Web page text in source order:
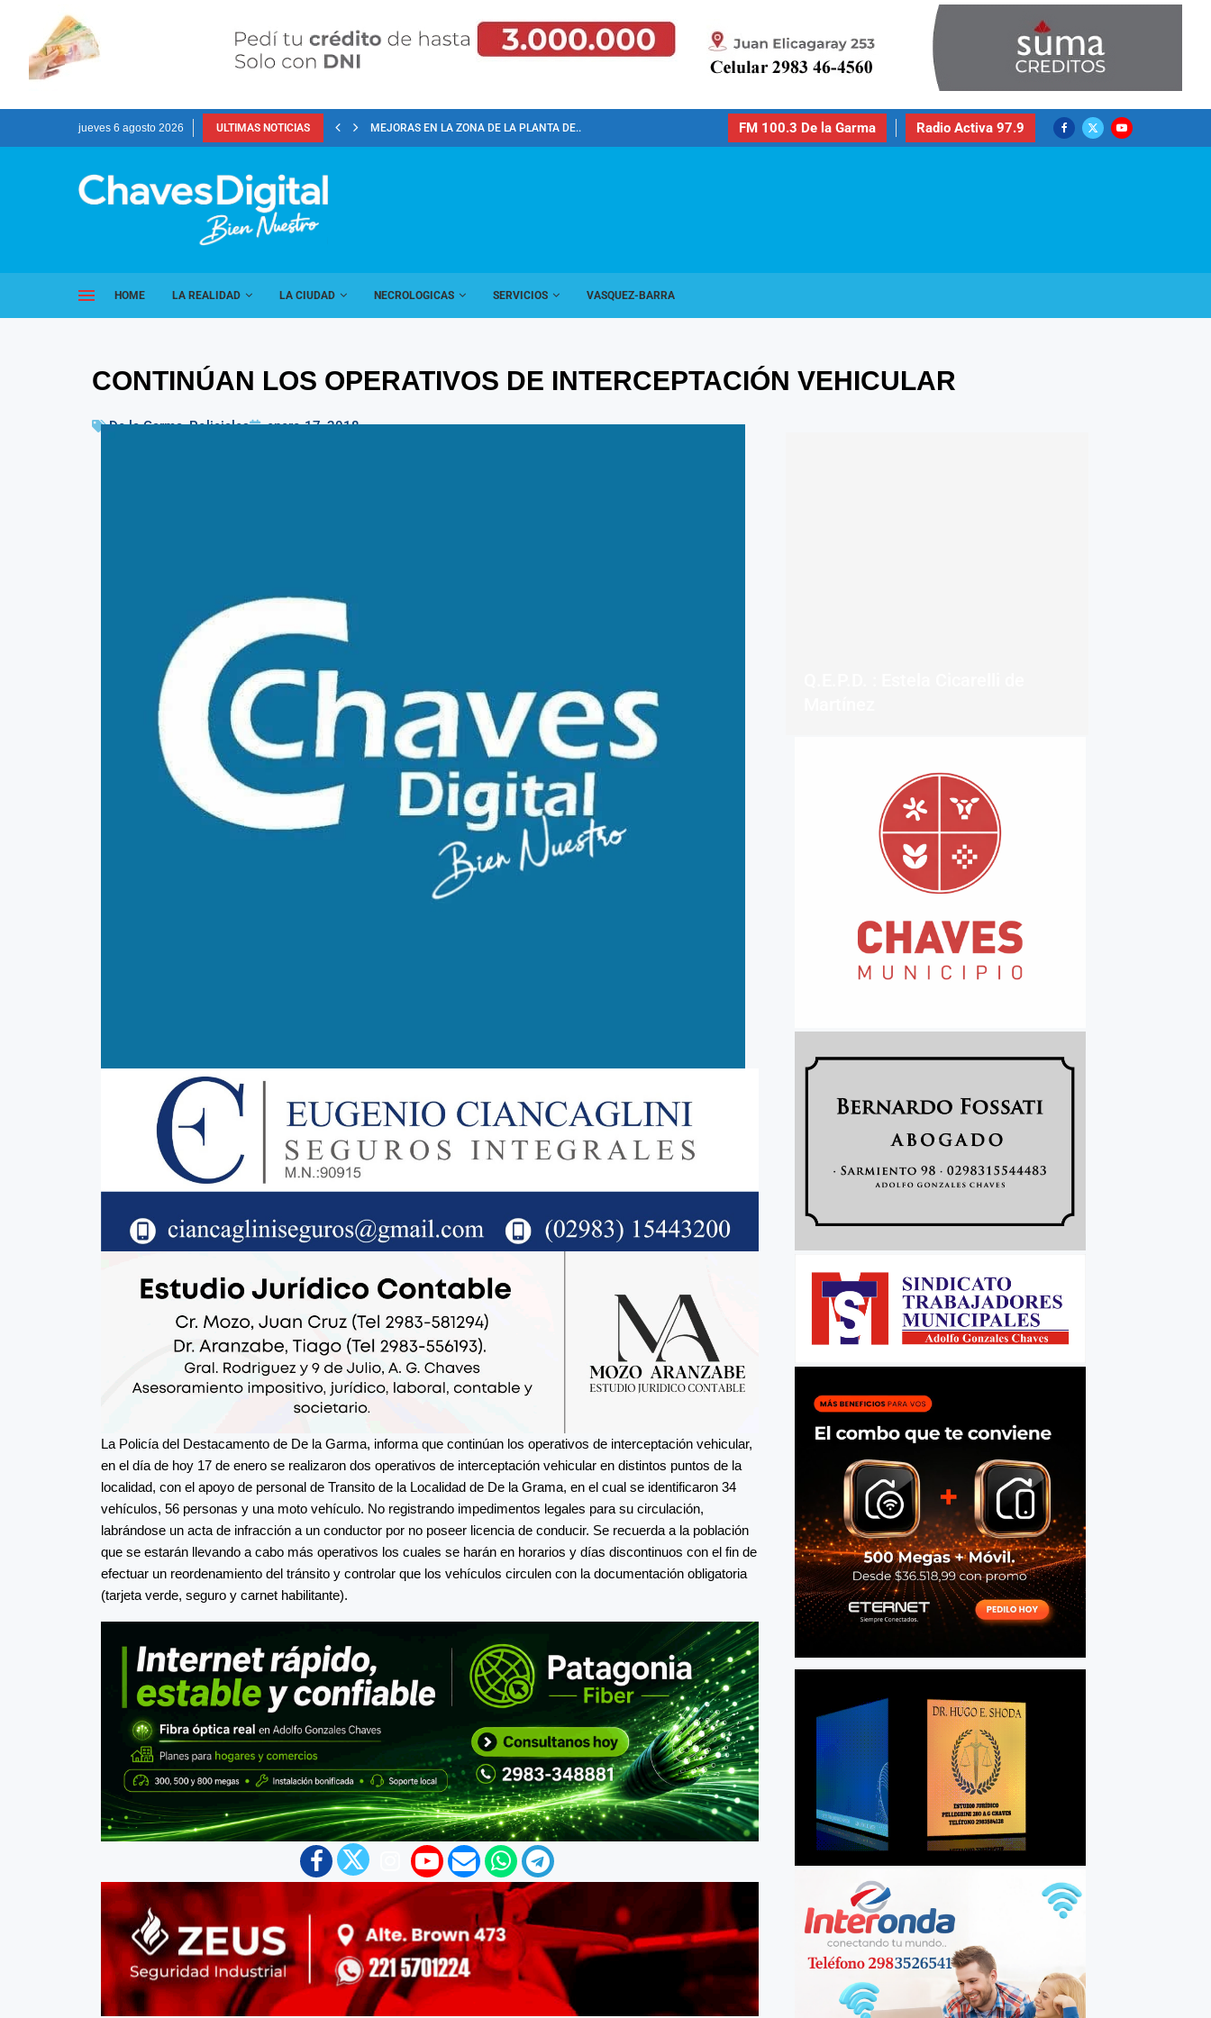
jueves 6 agosto 2026 ULTIMAS NOTICIAS MEJORAS EN LA ZONA DE LA PLANTA DE... FM 100.3 De la Garma Radio Activa 97.9
HOME LA REALIDAD LA CIUDAD NECROLOGICAS SERVICIOS VASQUEZ-BARRA
CONTINÚAN LOS OPERATIVOS DE INTERCEPTACIÓN VEHICULAR
De la Garma,Policiales enero 17, 2018
La Policía del Destacamento de De la Garma, informa que continúan los operativos de interceptación vehicular,
en el día de hoy 17 de enero se realizaron dos operativos de interceptación vehicular en distintos puntos de la
localidad, con el apoyo de personal de Transito de la Localidad de De la Grama, en el cual se identificaron 34
vehículos, 56 personas y una moto vehículo. No registrando impedimentos legales para su circulación,
labrándose un acta de infracción a un conductor por no poseer licencia de conducir. Se recuerda a la población
que se estarán llevando a cabo más operativos los cuales se harán en horarios y días discontinuos con el fin de
efectuar un reordenamiento del tránsito y controlar que los vehículos circulen con la documentación obligatoria
(tarjeta verde, seguro y carnet habilitante).